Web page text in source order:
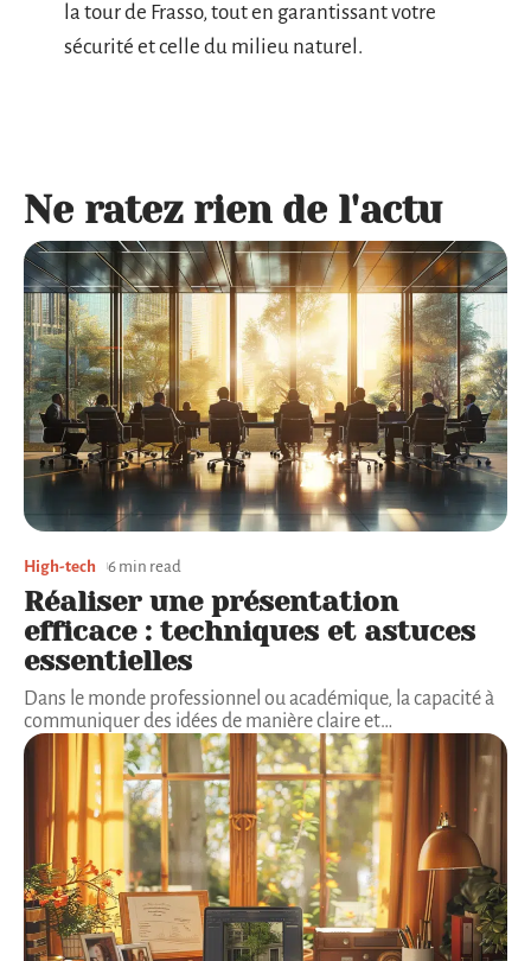
la tour de Frasso, tout en garantissant votre
sécurité et celle du milieu naturel.
Ne ratez rien de l'actu
High-tech 6 min read
Réaliser une présentation
efficace : techniques et astuces
essentielles
Dans le monde professionnel ou académique, la capacité à
communiquer des idées de manière claire et…